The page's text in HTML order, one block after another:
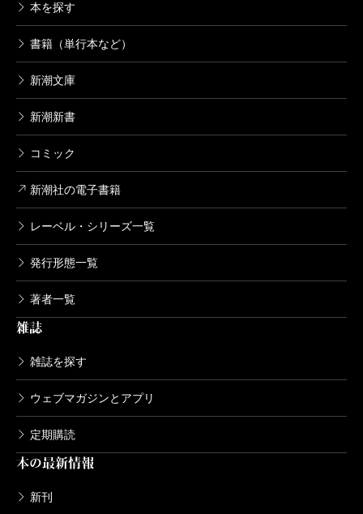
本を探す
書籍（単行本など）
新潮文庫
新潮新書
コミック
新潮社の電子書籍
レーベル・シリーズ一覧
発行形態一覧
著者一覧
雑誌
雑誌を探す
ウェブマガジンとアプリ
定期購読
本の最新情報
新刊